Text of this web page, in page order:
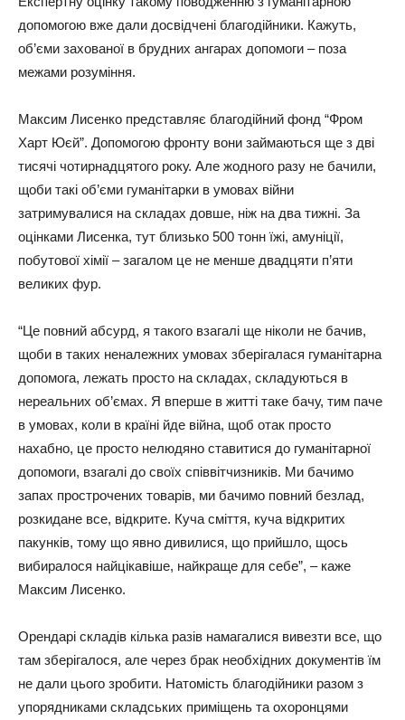
допомогою вже дали досвідчені благодійники. Кажуть,
об’єми захованої в брудних ангарах допомоги – поза
межами розуміння.
Максим Лисенко представляє благодійний фонд “Фром
Харт Юєй”. Допомогою фронту вони займаються ще з дві
тисячі чотирнадцятого року. Але жодного разу не бачили,
щоби такі об’єми гуманітарки в умовах війни
затримувалися на складах довше, ніж на два тижні. За
оцінками Лисенка, тут близько 500 тонн їжі, амуніції,
побутової хімії – загалом це не менше двадцяти п’яти
великих фур.
“Це повний абсурд, я такого взагалі ще ніколи не бачив,
щоби в таких неналежних умовах зберігалася гуманітарна
допомога, лежать просто на складах, складуються в
нереальних об’ємах. Я вперше в житті таке бачу, тим паче
в умовах, коли в країні йде війна, щоб отак просто
нахабно, це просто нелюдяно ставитися до гуманітарної
допомоги, взагалі до своїх співвітчизників. Ми бачимо
запах прострочених товарів, ми бачимо повний безлад,
розкидане все, відкрите. Куча сміття, куча відкритих
пакунків, тому що явно дивилися, що прийшло, щось
вибиралося найцікавіше, найкраще для себе”, – каже
Максим Лисенко.
Орендарі складів кілька разів намагалися вивезти все, що
там зберігалося, але через брак необхідних документів їм
не дали цього зробити. Натомість благодійники разом з
упорядниками складських приміщень та охоронцями